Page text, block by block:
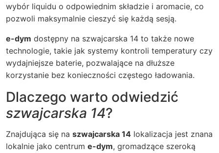
wybór liquidu o odpowiednim składzie i aromacie, co
pozwoli maksymalnie cieszyć się każdą sesją.
e-dym dostępny na szwajcarska 14 to także nowe
technologie, takie jak systemy kontroli temperatury czy
wydajniejsze baterie, pozwalające na dłuższe
korzystanie bez konieczności częstego ładowania.
Dlaczego warto odwiedzić
szwajcarska 14?
Znajdująca się na szwajcarska 14 lokalizacja jest znana
lokalnie jako centrum e-dym, gromadzące szeroką